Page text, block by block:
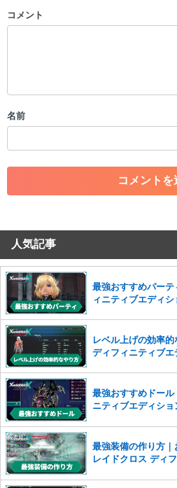
以下の書き込みを禁止とし、場合によっ
・一度削除された投稿を再び投稿
・アカウントの売買など金銭が絡
・各ゲームのネタバレを含む内容
・その他、管理者が不適切と判断
コメントの削除を申請する
せていただきます。ご了承くださ
※一度削除したコメントは復元が
さい。
また、過度な利用規約の違反や、弊社に
った場合は、法的措置をとらせていただ
かじめご理解くださいませ。
コメント
名前
人気記事
最強おすすめパー
ィニティブエディシ
レベル上げの効率
ディフィニティブエ
最強おすすめドー
ニティブエディショ
最強装備の作り方
レイドクロス ディ